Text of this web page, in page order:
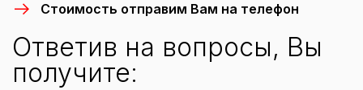
Стоимость отправим Вам на телефон
Ответив на вопросы, Вы
получите: